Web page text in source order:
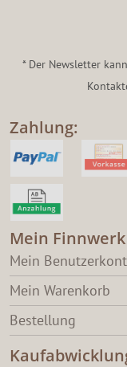
* Der Newsletter
Zahlung:
Mein Finnwerk
Mein
Mein Warenkorb
Bestellung